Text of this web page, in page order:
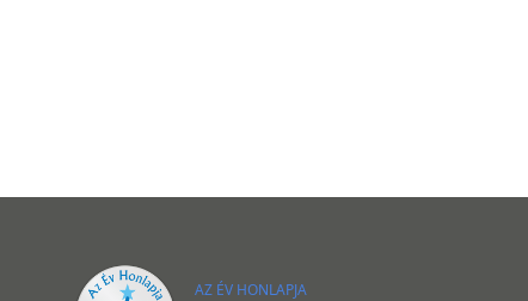
AZ ÉV HONLAPJA